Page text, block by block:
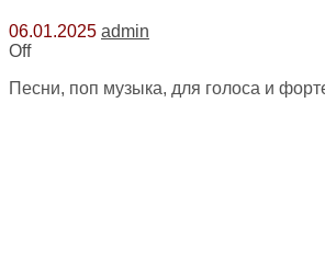
06.01.2025 admin
Off
Песни, поп музыка, для голоса и